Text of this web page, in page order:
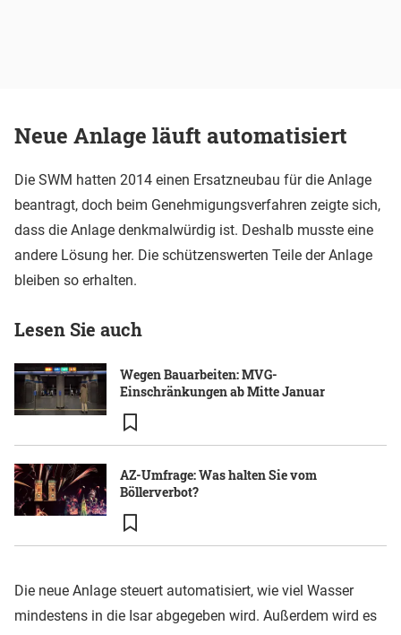
Neue Anlage läuft automatisiert
Die SWM hatten 2014 einen Ersatzneubau für die Anlage
beantragt, doch beim Genehmigungsverfahren zeigte sich,
dass die Anlage denkmalwürdig ist. Deshalb musste eine
andere Lösung her. Die schützenswerten Teile der Anlage
bleiben so erhalten.
Lesen Sie auch
Wegen Bauarbeiten: MVG-
Einschränkungen ab Mitte Januar
AZ-Umfrage: Was halten Sie vom
Böllerverbot?
Die neue Anlage steuert automatisiert, wie viel Wasser
mindestens in die Isar abgegeben wird. Außerdem wird es